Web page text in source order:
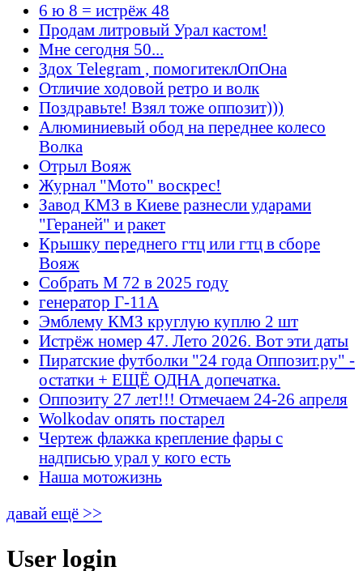
6 ю 8 = истрёж 48
Продам литровый Урал кастом!
Мне сегодня 50...
Здох Telegram , помогитеклОпОна
Отличие ходовой ретро и волк
Поздравьте! Взял тоже оппозит)))
Алюминиевый обод на переднее колесо
Волка
Отрыл Вояж
Журнал "Мото" воскрес!
Завод КМЗ в Киеве разнесли ударами
"Гераней" и ракет
Крышку переднего гтц или гтц в сборе
Вояж
Собрать М 72 в 2025 году
генератор Г-11А
Эмблему КМЗ круглую куплю 2 шт
Истрёж номер 47. Лето 2026. Вот эти даты
Пиратские футболки "24 года Оппозит.ру" -
остатки + ЕЩЁ ОДНА допечатка.
Оппозиту 27 лет!!! Отмечаем 24-26 апреля
Wolkodav опять постарел
Чертеж флажка крепление фары с
надписью урал у кого есть
Наша мотожизнь
давай ещё >>
User login